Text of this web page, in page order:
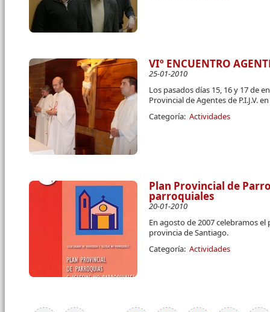
VIº ENCUENTRO
25-01-2010
Los pasados días 15, 16 y 17 de
Provincial de Agentes de P.I.J.V.
Categoría: Actividades
Plan Provincial de
parroquiales
20-01-2010
En agosto de 2007 celebramos
provincia de Santiago.
Categoría: Actividades